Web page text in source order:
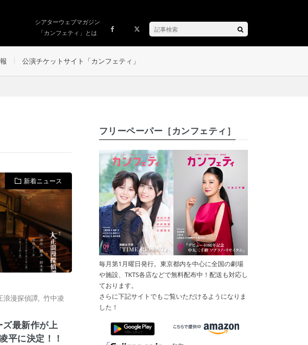
シアターウェブマガジン
「カンフェティ」とは
公演チケットサイト「カンフェティ」
新着ニュース
浪漫探偵譚 ,竹中凌
ズ最新作が上
平に決定！！
フリーペーパー［カンフェティ］
毎月第1月曜日発行。東京都内を中心に全国の劇場
や施設、TKTS各店などで無料配布中！配送も対応し
ております。
さらに下記サイトでもご覧いただけるようになりま
した！